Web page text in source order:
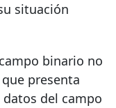
situación
binario no
presenta
del campo